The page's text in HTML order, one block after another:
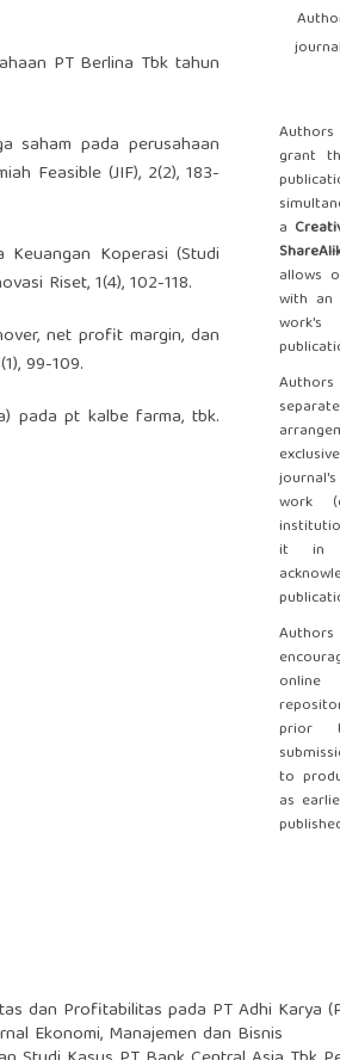
PT Berlina Tbk tahun
saham pada perusahaan
Feasible (JIF), 2(2), 183-
Koperasi (Studi
Riset, 1(4), 102-118.
net profit margin, dan
99-109.
pada pt kalbe farma, tbk.
grant
a
allows
with an
work's
work
it in
prior
to
as
dan Profitabilitas pada PT Adhi Karya
Ekonomi, Manajemen dan Bisnis